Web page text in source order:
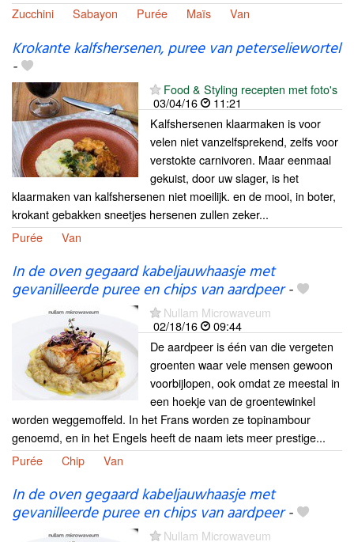
Zucchini
Sabayon Purée Maïs Van
Krokante kalfshersenen, puree van peterseliewortel
-
Food & Styling recepten met foto's
03/04/16
11:21
Kalfshersenen klaarmaken is voor
velen niet vanzelfsprekend, zelfs voor
verstokte carnivoren. Maar eenmaal
gekuist, door uw slager, is het
klaarmaken van kalfshersenen niet moeilijk. en de mooi, in boter,
krokant gebakken sneetjes hersenen zullen zeker...
Purée
Van
In de oven gegaard kabeljauwhaasje met
gevanilleerde puree en chips van aardpeer-
Nullam Microwaveum
02/18/16
09:44
De aardpeer is één van die vergeten
groenten waar vele mensen gewoon
voorbijlopen, ook omdat ze meestal in
een hoekje van de groentewinkel
worden weggemoffeld. In het Frans worden ze topinambour
genoemd, en in het Engels heeft de naam iets meer prestige...
Purée
Chip Van
In de oven gegaard kabeljauwhaasje met
gevanilleerde puree en chips van aardpeer-
Nullam Microwaveum